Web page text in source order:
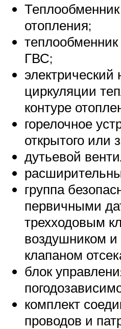
отопления;
ГВС;
электрический
циркуляции
контуре
горелочное
открытого или
дутьевой
группа
первичными
трехходовым
воздушником и
клапаном
блок
комплект
проводов и